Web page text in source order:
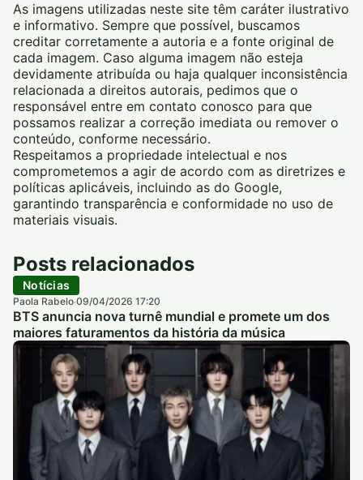
As imagens utilizadas neste site têm caráter ilustrativo
e informativo. Sempre que possível, buscamos
creditar corretamente a autoria e a fonte original de
cada imagem. Caso alguma imagem não esteja
devidamente atribuída ou haja qualquer inconsistência
relacionada a direitos autorais, pedimos que o
responsável entre em contato conosco para que
possamos realizar a correção imediata ou remover o
conteúdo, conforme necessário.
Respeitamos a propriedade intelectual e nos
comprometemos a agir de acordo com as diretrizes e
políticas aplicáveis, incluindo as do Google,
garantindo transparência e conformidade no uso de
materiais visuais.
Posts relacionados
Notícias
Paola Rabelo·09/04/2026 17:20
BTS anuncia nova turnê mundial e promete um dos
maiores faturamentos da história da música